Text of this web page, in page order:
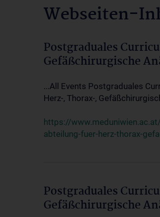
Webseiten-
Postgraduales
Gefäßchirurgische
...All Events Postgraduales
Herz-, Thorax-,
https://
abteilung-fuer-herz-thorax-
Postgraduales
Gefäßchirurgische